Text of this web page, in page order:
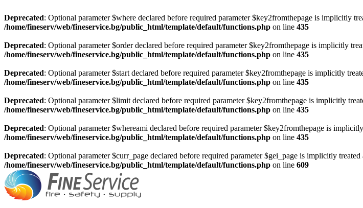
Deprecated: Optional parameter $where declared before required parameter $key2fromthepage is implicitly
/home/fineserv/web/fineservice.bg/public_html/template/default/functions.php on line 435
Deprecated: Optional parameter $order declared before required parameter $key2fromthepage is implicitly
/home/fineserv/web/fineservice.bg/public_html/template/default/functions.php on line 435
Deprecated: Optional parameter $start declared before required parameter $key2fromthepage is implicitly
/home/fineserv/web/fineservice.bg/public_html/template/default/functions.php on line 435
Deprecated: Optional parameter $limit declared before required parameter $key2fromthepage is implicitly
/home/fineserv/web/fineservice.bg/public_html/template/default/functions.php on line 435
Deprecated: Optional parameter $whereami declared before required parameter $key2fromthepage is
/home/fineserv/web/fineservice.bg/public_html/template/default/functions.php on line 435
Deprecated: Optional parameter $curr_page declared before required parameter $gei_page is implicitly treated
/home/fineserv/web/fineservice.bg/public_html/template/default/functions.php on line 609